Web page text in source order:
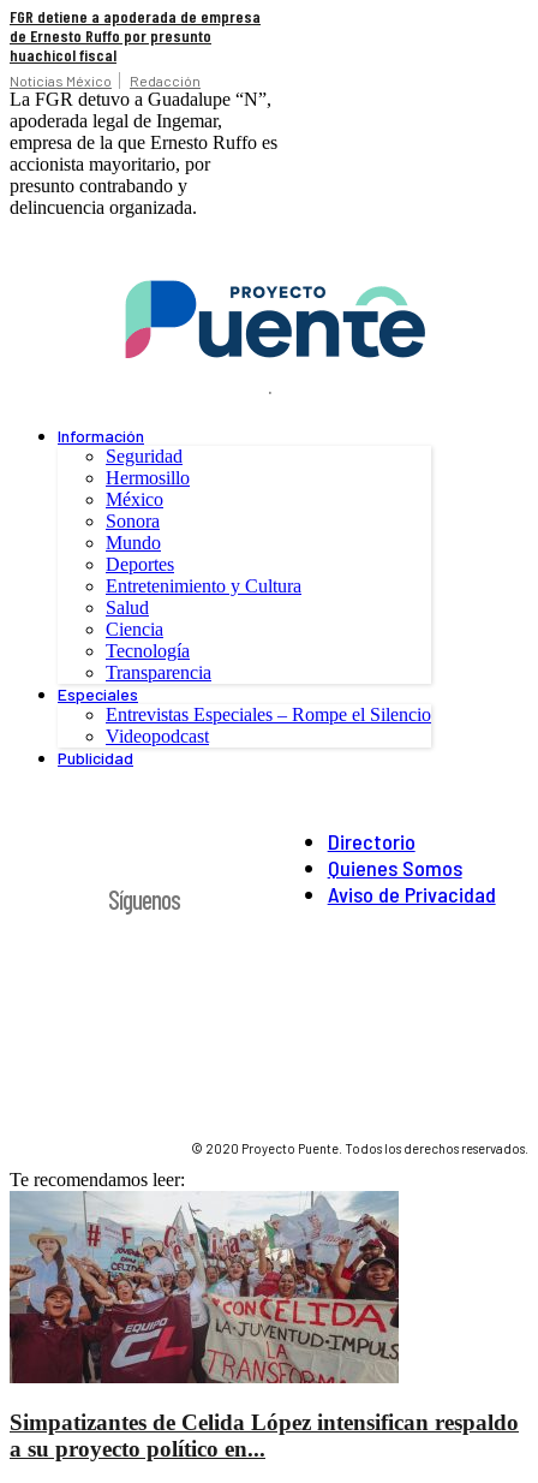
FGR detiene a apoderada de empresa
de Ernesto Ruffo por presunto
huachicol fiscal
Noticias México Redacción
La FGR detuvo a Guadalupe “N”,
apoderada legal de Ingemar,
empresa de la que Ernesto Ruffo es
accionista mayoritario, por
presunto contrabando y
delincuencia organizada.
.
Información
Seguridad
Hermosillo
México
Sonora
Mundo
Deportes
Entretenimiento y Cultura
Salud
Ciencia
Tecnología
Transparencia
Especiales
Entrevistas Especiales – Rompe el Silencio
Videopodcast
Publicidad
Directorio
Quienes Somos
Aviso de Privacidad
Síguenos
© 2020 Proyecto Puente. Todos los derechos reservados.
Te recomendamos leer:
Simpatizantes de Celida López intensifican respaldo
a su proyecto político en...